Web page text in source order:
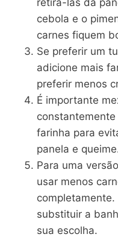
cebola e o
carnes fiquem
Se preferir um
adicione mais
preferir menos
É importante
farinha para
panela e
Para uma
usar menos
substituir a
sua escolha.